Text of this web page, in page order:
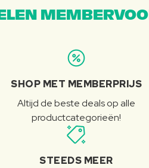
SHOP MET MEMBERPRIJS
Altijd de beste deals op alle
productcategorieën!
STEEDS MEER